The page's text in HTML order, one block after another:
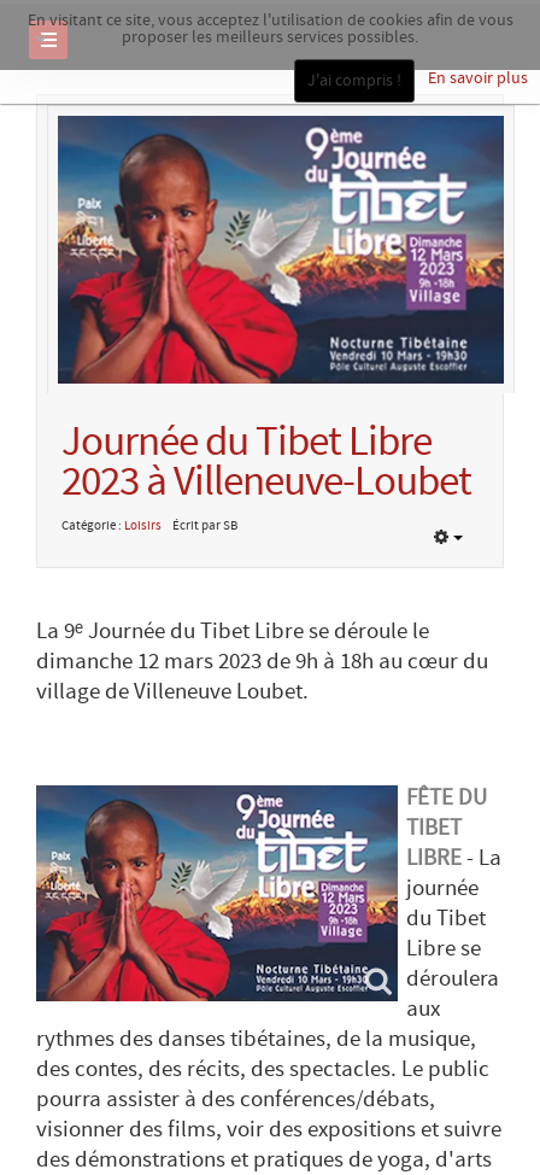
En visitant ce site, vous acceptez l'utilisation de cookies afin de vous
proposer les meilleurs services possibles.
En savoir plus
J'ai compris !
Journée du Tibet Libre
2023 à Villeneuve-Loubet
Catégorie : Loisirs Écrit par SB
La 9ᵉ Journée du Tibet Libre se déroule le
dimanche 12 mars 2023 de 9h à 18h au cœur du
village de Villeneuve Loubet.
FÊTE DU
TIBET
LIBRE- La
journée
du Tibet
Libre se
déroulera
aux
rythmes des danses tibétaines, de la musique,
des contes, des récits, des spectacles. Le public
pourra assister à des conférences/débats,
visionner des films, voir des expositions et suivre
des démonstrations et pratiques de yoga, d'arts